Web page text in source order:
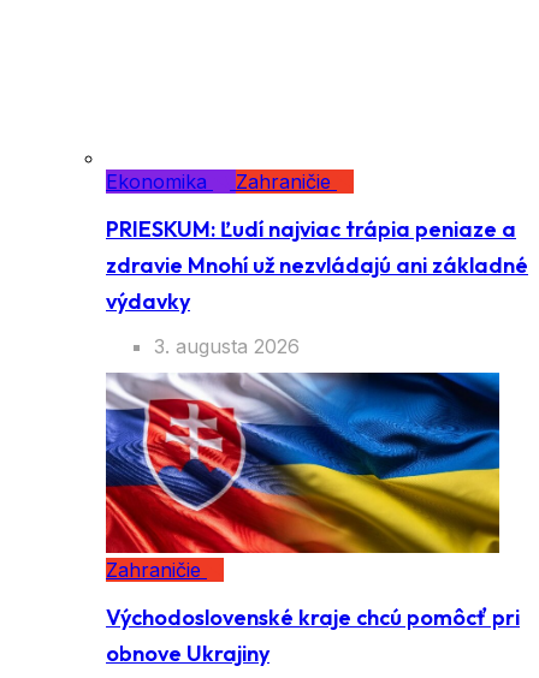
Ekonomika Zahraničie
PRIESKUM: Ľudí najviac trápia peniaze a
zdravie Mnohí už nezvládajú ani základné
výdavky
3. augusta 2026
Zahraničie
Východoslovenské kraje chcú pomôcť pri
obnove Ukrajiny